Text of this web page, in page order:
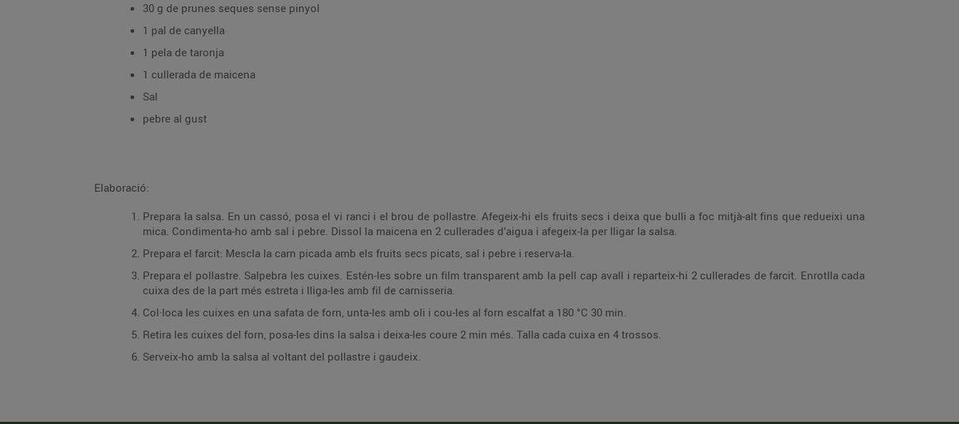
30 g de prunes seques sense pinyol
1 pal de canyella
1 pela de taronja
1 cullerada de maicena
Sal
pebre al gust
Elaboració:
Prepara la salsa. En un cassó, posa el vi ranci i el brou de pollastre. Afegeix-hi els fruits secs i deixa que bulli a foc mitjà-alt fins que redueixi una
mica. Condimenta-ho amb sal i pebre. Dissol la maicena en 2 cullerades d’aigua i afegeix-la per lligar la salsa.
Prepara el farcit: Mescla la carn picada amb els fruits secs picats, sal i pebre i reserva-la.
Prepara el pollastre. Salpebra les cuixes. Estén-les sobre un film transparent amb la pell cap avall i reparteix-hi 2 cullerades de farcit. Enrotlla cada
cuixa des de la part més estreta i lliga-les amb fil de carnisseria.
Col·loca les cuixes en una safata de forn, unta-les amb oli i cou-les al forn escalfat a 180 °C 30 min.
Retira les cuixes del forn, posa-les dins la salsa i deixa-les coure 2 min més. Talla cada cuixa en 4 trossos.
Serveix-ho amb la salsa al voltant del pollastre i gaudeix.